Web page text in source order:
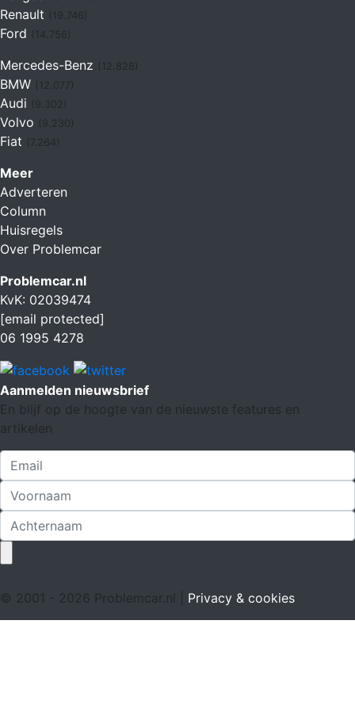
Renault (19.746)
Ford (14.756)
Mercedes-Benz
BMW
Audi
Volvo
Fiat (7.264)
Meer
Adverteren
Column
Huisregels
Over Problemcar
Problemcar.nl
KvK: 02039474
[email protected]
06 1995 4278
Aanmelden nieuwsbrief
En blijf op de hoogte van de nieuwste features en
artikelen
© 2001 - 2026 Problemcar.nl | Privacy & cookies